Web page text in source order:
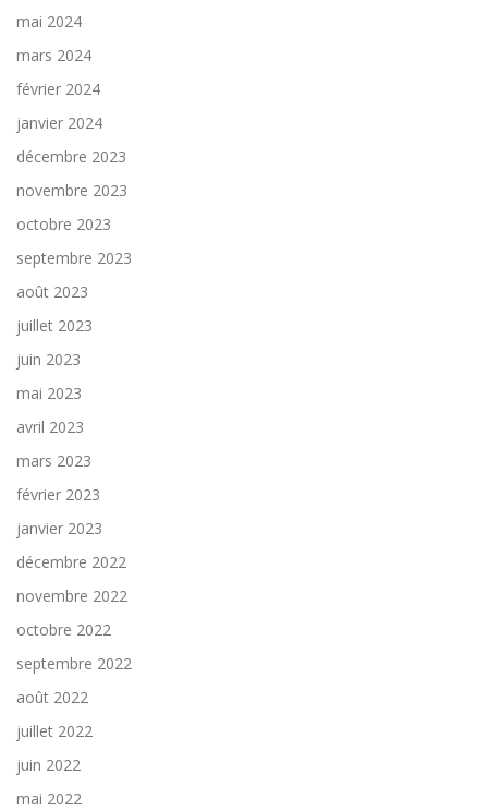
mai 2024
mars 2024
février 2024
janvier 2024
décembre 2023
novembre 2023
octobre 2023
septembre 2023
août 2023
juillet 2023
juin 2023
mai 2023
avril 2023
mars 2023
février 2023
janvier 2023
décembre 2022
novembre 2022
octobre 2022
septembre 2022
août 2022
juillet 2022
juin 2022
mai 2022